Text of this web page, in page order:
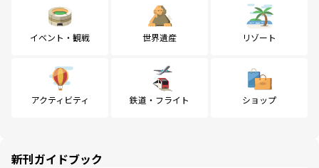
イベント・観戦 世界遺産 リゾート
アクティビティ 鉄道・フライト ショップ
新刊ガイドブック